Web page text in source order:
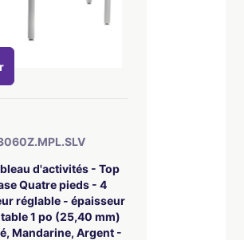
d'activités - Top
Quatre pieds - 4
réglable - épaisseur
1 po (25,40 mm)
Mandarine, Argent -